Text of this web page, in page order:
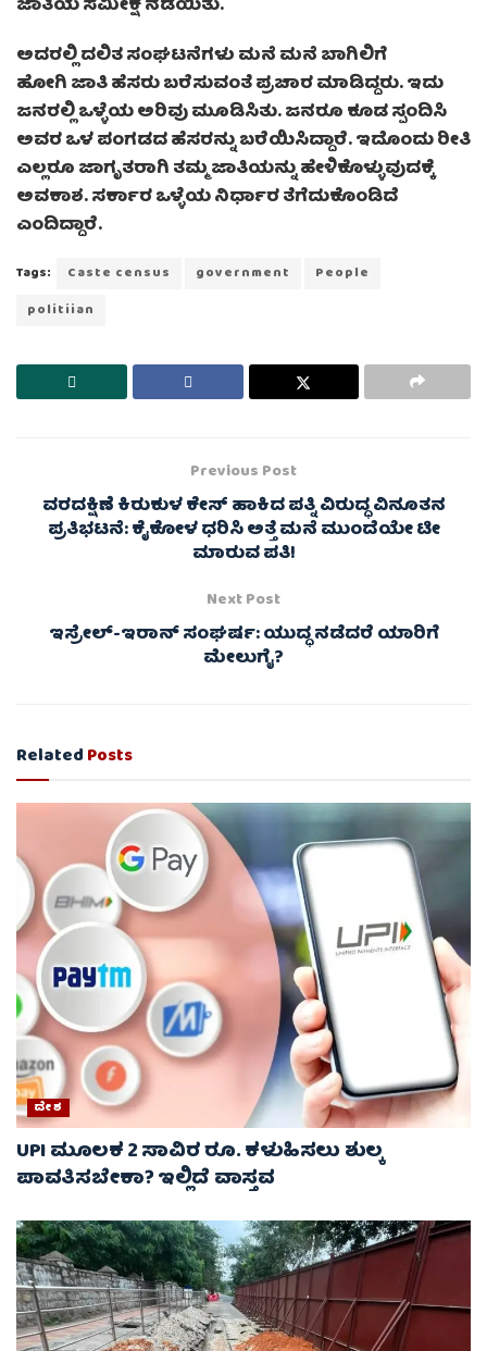
ಜಾತಿಯ ಸಮೀಕ್ಷೆ ನಡೆಯಿತು.
ಅದರಲ್ಲಿ ದಲಿತ ಸಂಘಟನೆಗಳು ಮನೆ ಮನೆ ಬಾಗಿಲಿಗೆ
ಹೋಗಿ ಜಾತಿ ಹೆಸರು ಬರೆಸುವಂತೆ ಪ್ರಚಾರ ಮಾಡಿದ್ದರು. ಇದು
ಜನರಲ್ಲಿ ಒಳ್ಳೆಯ ಅರಿವು ಮೂಡಿಸಿತು. ಜನರೂ ಕೂಡ ಸ್ಪಂದಿಸಿ
ಅವರ ಒಳ ಪಂಗಡದ ಹೆಸರನ್ನು ಬರೆಯಿಸಿದ್ದಾರೆ. ಇದೊಂದು ರೀತಿ
ಎಲ್ಲರೂ ಜಾಗೃತರಾಗಿ ತಮ್ಮ ಜಾತಿಯನ್ನು ಹೇಳಿಕೊಳ್ಳುವುದಕ್ಕೆ
ಅವಕಾಶ. ಸರ್ಕಾರ ಒಳ್ಳೆಯ ನಿರ್ಧಾರ ತೆಗೆದುಕೊಂಡಿದೆ
ಎಂದಿದ್ದಾರೆ.
Tags: Caste census government
People
politiian
Previous Post
ವರದಕ್ಷಿಣೆ ಕಿರುಕುಳ ಕೇಸ್ ಹಾಕಿದ ಪತ್ನಿ ವಿರುದ್ಧ ವಿನೂತನ
ಪ್ರತಿಭಟನೆ: ಕೈಕೋಳ ಧರಿಸಿ ಅತ್ತೆ ಮನೆ ಮುಂದೆಯೇ ಟೀ
ಮಾರುವ ಪತಿ!
Next Post
ಇಸ್ರೇಲ್-ಇರಾನ್ ಸಂಘರ್ಷ: ಯುದ್ಧ ನಡೆದರೆ ಯಾರಿಗೆ
ಮೇಲುಗೈ?
RelatedPosts
ದೇಶ
UPI ಮೂಲಕ 2 ಸಾವಿರ ರೂ. ಕಳುಹಿಸಲು ಶುಲ್ಕ
ಪಾವತಿಸಬೇಕಾ? ಇಲ್ಲಿದೆ ವಾಸ್ತವ